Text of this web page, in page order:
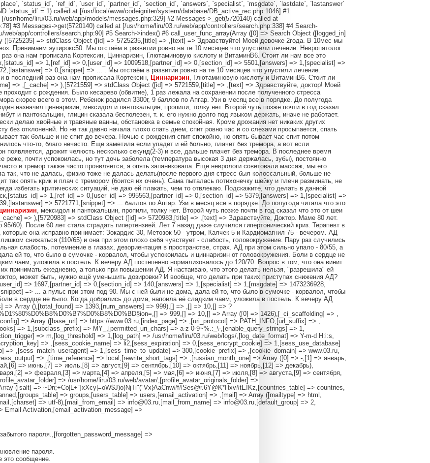
`status_id`, `ref_id`, `user_id`, `partner_id`, `section_id`, `answers`, `specialist`, `msgdate`, `lastdate`, `lastanswer`
`status_id` = 1) called at [/usr/local/www/codeigniter/system/database/DB_active_rec.php:1046] #1
usr/home/liru/03.ru/web/app/models/messages.php:329] #2 Messages->_get(5720140) called at
#3 Messages->get(5720140) called at [/usr/home/liru/03.ru/web/app/controllers/search.php:338] #4 Search-
app/controllers/search.php:90] #5 Search->index() #6 call_user_func_array(Array ([0] => Search Object ([logged_in]
=> stdClass Object ([id] => 5725235,[title] => ,[text] => Здравствуйте! Моей девочке 2года. В 10мес мы
Принимаем эутирокс50. Мы отстаём в развитии ровно на те 10 месяцев что упустили лечение. Невропатолог
она нам прописала Кортексин, Циннаризин, Глютаминовую кислоту и ВитаминВ6. Стоит ли нам все это
=> 1,[ref_id] => 0,[user_id] => 1009518,[partner_id] => 0,[section_id] => 5501,[answers] => 1,[specialist] =>
=> 0,[snippet] => ... . Мы отстаём в развитии ровно на те 10 месяцев что упустили лечение.
в последний раз она нам прописала Кортексин, Циннаризин, Глютаминовую кислоту и ВитаминВ6. Стоит ли
=> ,[_cache] => ),[5721559] => stdClass Object ([id] => 5721559,[title] => ,[text] => Здравствуйте, доктор! Моей
с рождения. Было кесарево (обвитие), 1 раз лежала на сохранении после полученного стресса
скорее всего в этом. Ребенок родился 3300г, 9 баллов по Апгар. Узи в месяц все в порядке. До полугода
назначил циннаризин, мексидол и пантокальцин, пропили, толку нет. Второй чуть позже почти в год сказал
и пантокальцин, глицин сказала бесполезен, т. к. его нужно долго под языком держать, иначе не работает.
делаю хвойные и травяные ванны, обстановка в семье спокойная. Кроме дрожания нет никаких других
без отклонений. Но не так давно начала плохо спать днем, спит ровно час и со слезами просыпается, спать
так больше и не спит до вечера. Ночью с рождения спит спокойно, но опять бывает час спит потом
что-то, благо нечасто. Еще заметила если упадет и ей больно, плачет без тремора, а вот если
появляется, дрожит челюсть несколько секунд(2-3) и все, дальше плачет без тремора. В последнее время
реже, почти успокоилась, но тут дочь заболела (температура высокая 3 дня держалась, зубы), постоянно
и тремор также часто проявляется, я опять запаниковала. Еще неврологи советовали массаж, мы его
так, что не далась, физио тоже не далась делать(после первого дня стресс был колоссальный, больше не
так опять крик и плач с тремором (боится их очень). Сама пыталась потихонечку шейку и плечи разминать, не
избегать критических ситуаций, не даю ей плакать, чем то отвлекаю. Подскажите, что делать в данной
=> 1,[ref_id] => 0,[user_id] => 995563,[partner_id] => 0,[section_id] => 5379,[answers] => 1,[specialist] =>
=> 5721771,[snippet] => ... баллов по Апгар. Узи в месяц все в порядке. До полугода читала что это
, мексидол и пантокальцин, пропили, толку нет. Второй чуть позже почти в год сказал что это от шеи
=> ),[5720983] => stdClass Object ([id] => 5720983,[title] => ,[text] => Здравствуйте, Доктор. Маме 80 лет.
60). После 60 лет стала страдать гипертензией. Лет 7 назад даже случился гипертонический криз. Терапевт в
она исправно принимает: Зокардис 30, Метозок 50 - утром, Калчек 5 и Кардиомагнил 75 - вечером. АД
снижаться (110/65) и она при этом плохо себя чувствует - слабость, головокружение. Пару раз случились
слабость, потемнение в глазах, дезориентация в пространстве, страх. АД при этом сильно упало - 80/55, а
ей то, что было в сумочке - корвалол, чтобы успокоилась и циннаризин от головокружения. Боли в сердце не
чаем, уложила в постель. К вечеру АД постепенно нормализовалось до 120/70. Вопрос в том, что она винит
принимать ежедневно, а только при повышении АД. Я настаиваю, что этого делать нельзя, "разрешила" ей
может быть, нужно ещё уменьшить дозировки? И вообще, что делать при таких приступах снижения АД?
=> 1697,[partner_id] => 0,[section_id] => 140,[answers] => 1,[specialist] => 1,[msgdate] => 1473236928,
=> ... а пульс при этом под 90. Мы с ней были не дома, дала ей то, что было в сумочке - корвалол, чтобы
в сердце не было. Когда добрались до дома, напоила её сладким чаем, уложила в постель. К вечеру АД
=> Array (),[total_found] => 1393,[num_answers] => 999),[] => ,[] => 10,[] => ?
=> 999,[] => 10,[] => Array ([0] => 1426),[_ci_scaffolding] => ,
=> Array ([base_url] => https://www.03.ru,[index_page] => ,[uri_protocol] => PATH_INFO,[url_suffix] => ,
=> 1,[subclass_prefix] => MY_,[permitted_uri_chars] => a-z 0-9~%.:_\-,[enable_query_strings] => 1,
=> m,[log_threshold] => 1,[log_path] => /usr/home/liru/03.ru/web/logs/,[log_date_format] => Y-m-d H:i:s,
=> ,[sess_cookie_name] => li2,[sess_expiration] => 0,[sess_encrypt_cookie] => 1,[sess_use_database]
,[sess_match_useragent] => 1,[sess_time_to_update] => 300,[cookie_prefix] => ,[cookie_domain] => www.03.ru,
=> ,[time_reference] => local,[rewrite_short_tags] => ,[russian_month_one] => Array ([0] => -,[1] => январь,
=> июнь,[7] => июль,[8] => август,[9] => сентябрь,[10] => октябрь,[11] => ноябрь,[12] => декабрь),
=> февраля,[3] => марта,[4] => апреля,[5] => мая,[6] => июня,[7] => июля,[8] => августа,[9] => сентября,
=> /usr/home/liru/03.ru/web/avatar/,[profile_avatar_originals_folder] =>
([salt] => ~Dn;+Co|L+`]xXcy|=oW$J)o)NjTi"("Vx}AaCnw#f#Ses@r.6Y@K*Hxv#tE!Kz,[countries_table] => countries,
=> groups,[users_table] => users,[email_activation] => ,[mail] => Array ([mailtype] => html,
=> utf-8),[mail_from_email] => info@03.ru,[mail_from_name] => info@03.ru,[default_group] => 2,
Email Activation,[email_activation_message] =>
пароля.,[forgotten_password_message] =>
пароля.
это сообщение.